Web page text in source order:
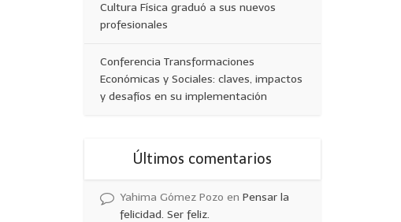
Cultura Física graduó a sus nuevos
profesionales
Conferencia Transformaciones
Económicas y Sociales: claves, impactos
y desafíos en su implementación
Últimos comentarios
Yahima Gómez Pozo en Pensar la
felicidad. Ser feliz.